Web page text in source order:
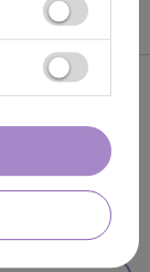
koszyka
8.3 jasny złoty
)